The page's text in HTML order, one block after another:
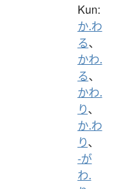
Kun:
か.わ
る、
かわ.
る、
かわ.
り、
か.わ
り、
-が
わ.